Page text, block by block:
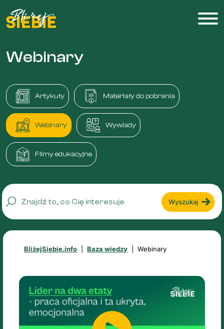
Webinary
Artykuły Materiały do pobrania
Webinary Wywiady
Filmy edukacyjne
Wyszukaj
BliżejSiebie.info Baza wiedzy Webinary